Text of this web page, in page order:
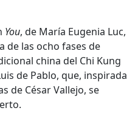
You, de María Eugenia Luc,
de las ocho fases de
china del Chi Kung
de Pablo, que, inspirada
de César Vallejo, se